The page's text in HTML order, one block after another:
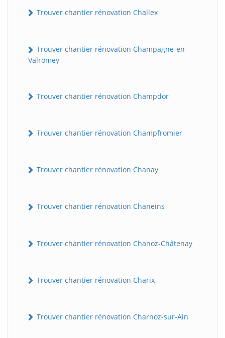
Trouver chantier rénovation Challex
Trouver chantier rénovation Champagne-en-
Valromey
Trouver chantier rénovation Champdor
Trouver chantier rénovation Champfromier
Trouver chantier rénovation Chanay
Trouver chantier rénovation Chaneins
Trouver chantier rénovation Chanoz-Châtenay
Trouver chantier rénovation Charix
Trouver chantier rénovation Charnoz-sur-Ain